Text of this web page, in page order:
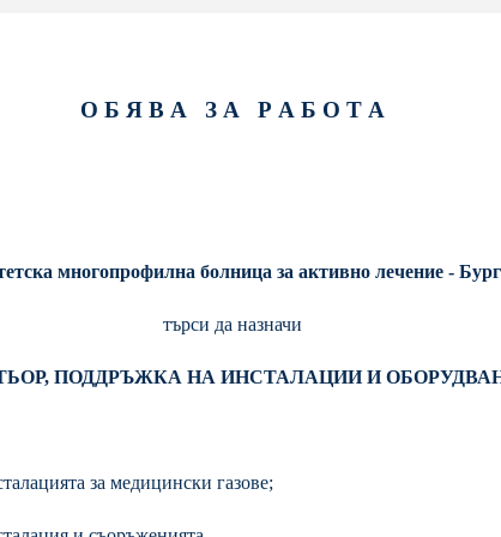
О Б Я В А З А Р А Б О Т А
многопрофилна болница за активно лечение -
търси да назначи
ПОДДРЪЖКА НА ИНСТАЛАЦИИ И
за медицински газове;